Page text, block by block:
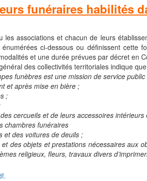
funéraires habilités
les associations et chacun de leurs
ci-dessous ou définissent cette
et une durée prévues par décret en
des collectivités territoriales indique
funèbres est une mission de service
et après mise en bière ;
;
cercueils et de leurs accessoires
chambres funéraires
des voitures de deuils ;
des objets et prestations nécessaires aux
religieux, fleurs, travaux divers